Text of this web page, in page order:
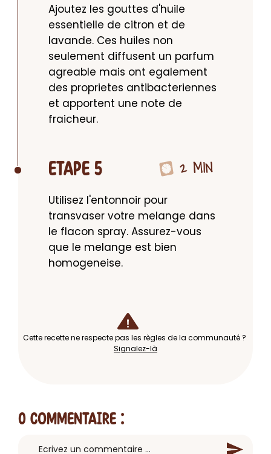
Ajoutez les gouttes d'huile
essentielle de citron et de
lavande. Ces huiles non
seulement diffusent un parfum
agreable mais ont egalement
des proprietes antibacteriennes
et apportent une note de
fraicheur.
ETAPE 5 2 MIN
Utilisez l'entonnoir pour
transvaser votre melange dans
le flacon spray. Assurez-vous
que le melange est bien
homogeneise.
Cette recette ne respecte pas les règles de la communauté ?
Signalez-là
0 Commentaire :